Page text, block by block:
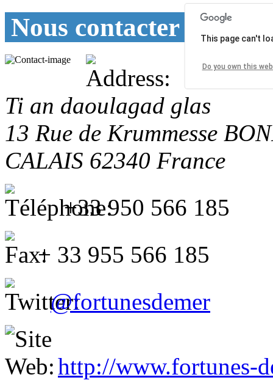
Nous contacter
Ti an daoulagad glas
13 Rue de Krummesse
CALAIS 62340 France
+33 950 566 185
+ 33 955 566 185
@fortunesdemer
http://www.fortunes-
This page can't
Do you own this